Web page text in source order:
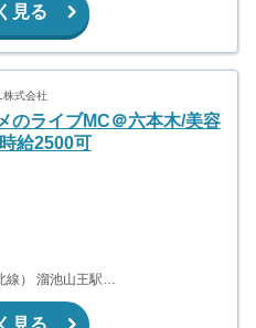
見る
株式会社
のライブMC＠六本木/美容
給2500可
六本木一丁目より徒歩5分（南北線） 溜池山王駅より徒歩10分（銀座線） 六本木駅より徒歩12分（日比谷線）
見る